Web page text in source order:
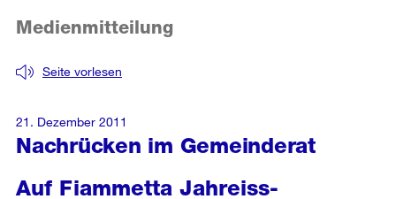
Nachrücken im Gemeinderat
Seite vorlesen
Medienmitteilung
Auf Fiammetta Jahreiss-
21. Dezember 2011